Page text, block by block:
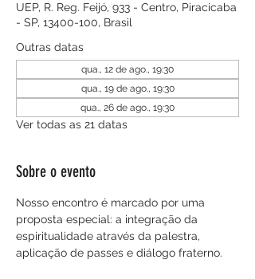
UEP, R. Reg. Feijó, 933 - Centro, Piracicaba
- SP, 13400-100, Brasil
Outras datas
qua., 12 de ago., 19:30
qua., 19 de ago., 19:30
qua., 26 de ago., 19:30
Ver todas as 21 datas
Sobre o evento
Nosso encontro é marcado por uma
proposta especial: a integração da
espiritualidade através da palestra,
aplicação de passes e diálogo fraterno.